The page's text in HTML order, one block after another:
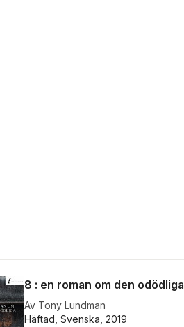
8 : en roman om den odödliga
Av Tony Lundman
Häftad, Svenska, 2019